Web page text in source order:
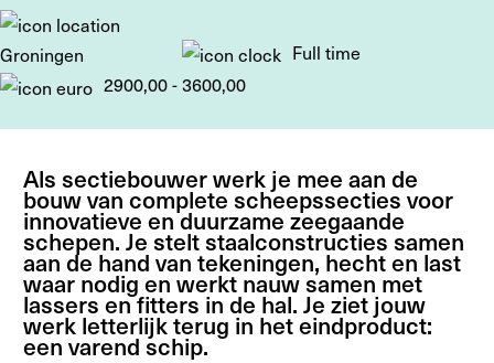
Groningen
Full time
2900,00 - 3600,00
Als sectiebouwer werk je mee aan de
bouw van complete scheepssecties voor
innovatieve en duurzame zeegaande
schepen. Je stelt staalconstructies samen
aan de hand van tekeningen, hecht en last
waar nodig en werkt nauw samen met
lassers en fitters in de hal. Je ziet jouw
werk letterlijk terug in het eindproduct:
een varend schip.